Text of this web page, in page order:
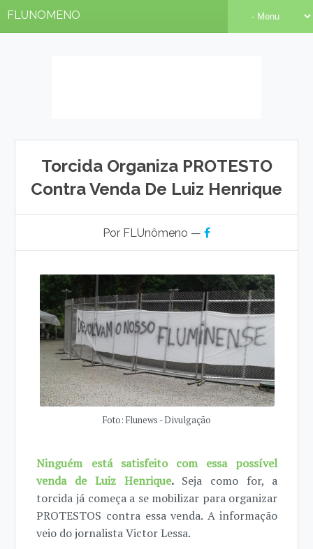
FLUNOMENO
Torcida Organiza PROTESTO
Contra Venda De Luiz Henrique
Por FLUnômeno —
Foto: Flunews - Divulgação
Ninguém está satisfeito com essa possível
venda de Luiz Henrique.Seja como for, a
torcida já começa a se mobilizar para organizar
PROTESTOS contra essa venda. A informação
veio do jornalista Victor Lessa.